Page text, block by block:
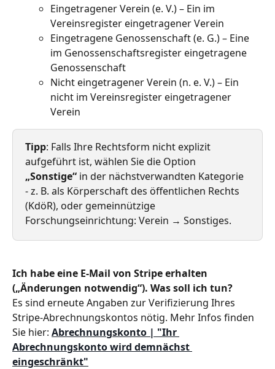
Eingetragener Verein (e. V.) – Ein im
Vereinsregister eingetragener Verein
Eingetragene Genossenschaft (e. G.) – Eine
im Genossenschaftsregister eingetragene
Genossenschaft
Nicht eingetragener Verein (n. e. V.) – Ein
nicht im Vereinsregister eingetragener
Verein
Tipp: Falls Ihre Rechtsform nicht explizit
aufgeführt ist, wählen Sie die Option
„Sonstige“ in der nächstverwandten Kategorie
- z. B. als Körperschaft des öffentlichen Rechts
(KdöR), oder gemeinnützige
Forschungseinrichtung: Verein → Sonstiges.
Ich habe eine E-Mail von Stripe erhalten
(„Änderungen notwendig“). Was soll ich tun?
Es sind erneute Angaben zur Verifizierung Ihres
Stripe-Abrechnungskontos nötig. Mehr Infos finden
Sie hier: Abrechnungskonto | "Ihr
Abrechnungskonto wird demnächst
eingeschränkt"